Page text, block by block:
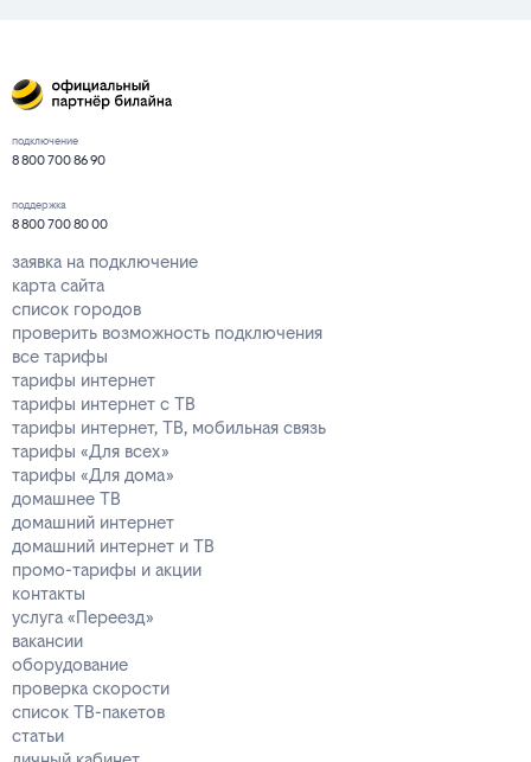
подключение
8 800 700 86 90
поддержка
8 800 700 80 00
заявка на подключение
карта сайта
список городов
проверить возможность подключения
все тарифы
тарифы интернет
тарифы интернет с ТВ
тарифы интернет, ТВ, мобильная связь
тарифы «Для всех»
тарифы «Для дома»
домашнее ТВ
домашний интернет
домашний интернет и ТВ
промо-тарифы и акции
контакты
услуга «Переезд»
вакансии
оборудование
проверка скорости
список ТВ-пакетов
статьи